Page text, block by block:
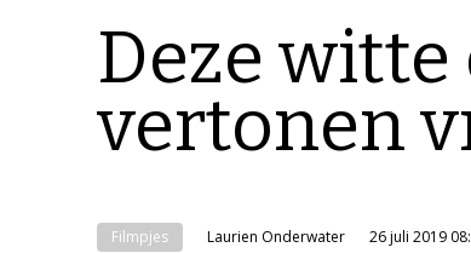
Deze
vertonen
Filmpjes Laurien Onderwater 26 juli 2019